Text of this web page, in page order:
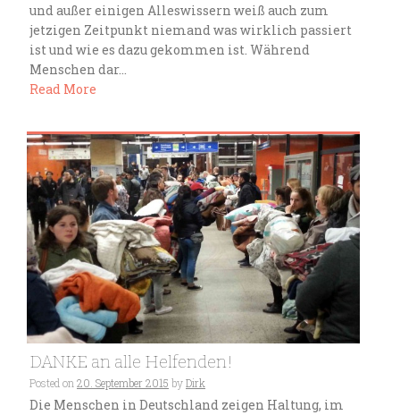
und außer einigen Alleswissern weiß auch zum
jetzigen Zeitpunkt niemand was wirklich passiert
ist und wie es dazu gekommen ist. Während
Menschen dar...
Read More
DANKE an alle Helfenden!
Posted on20. September 2015 byDirk
Die Menschen in Deutschland zeigen Haltung, im